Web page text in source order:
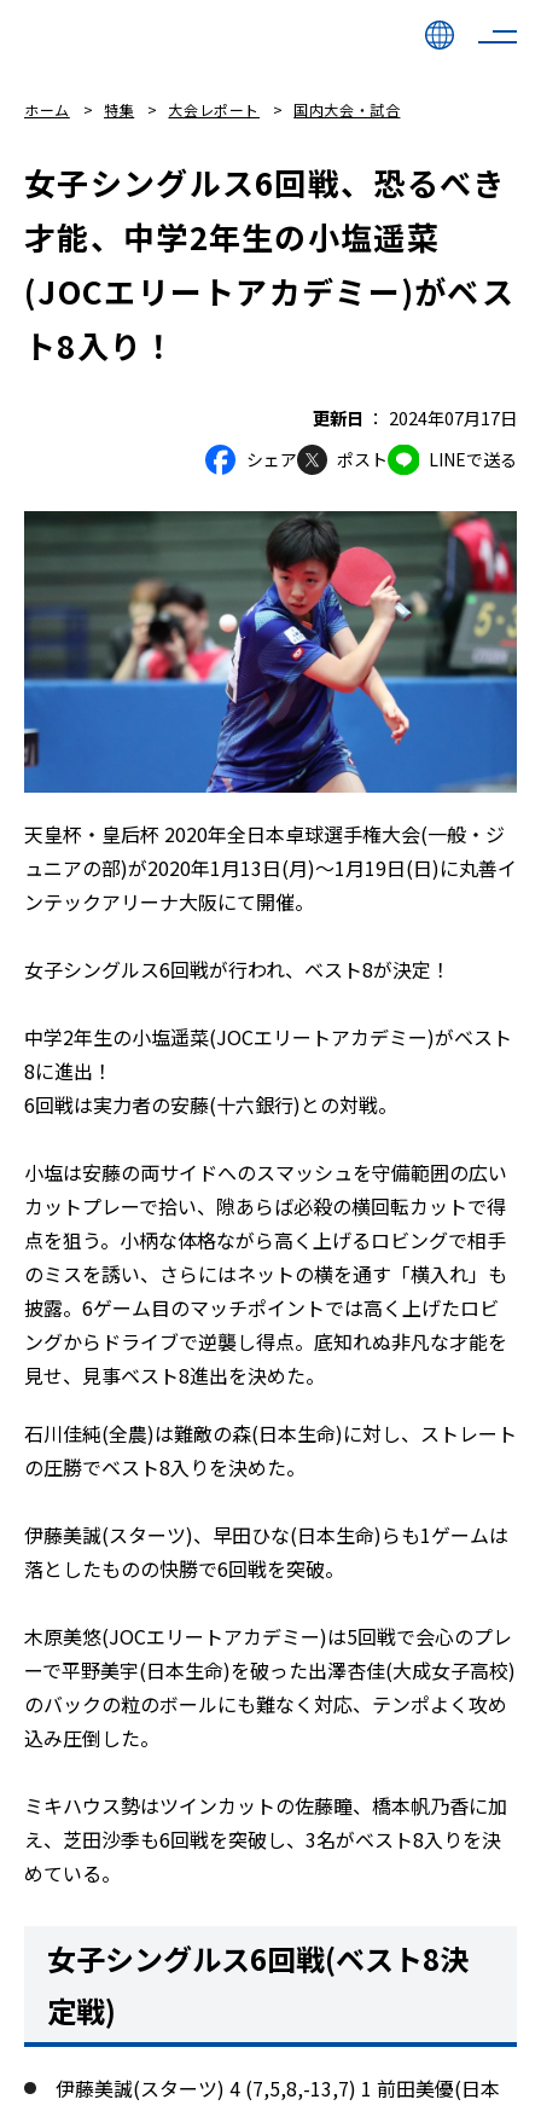
ホーム 特集 大会レポート 国内大会・試合
女子シングルス6回戦、恐るべき
才能、中学2年生の小塩遥菜
(JOCエリートアカデミー)がベス
ト8入り！
更新日 2024年07月17日
シェア ポスト LINEで送る
天皇杯・皇后杯 2020年全日本卓球選手権大会(一般・ジ
ュニアの部)が2020年1月13日(月)～1月19日(日)に丸善イ
ンテックアリーナ大阪にて開催。
女子シングルス6回戦が行われ、ベスト8が決定！
中学2年生の小塩遥菜(JOCエリートアカデミー)がベスト
8に進出！
6回戦は実力者の安藤(十六銀行)との対戦。
小塩は安藤の両サイドへのスマッシュを守備範囲の広い
カットプレーで拾い、隙あらば必殺の横回転カットで得
点を狙う。小柄な体格ながら高く上げるロビングで相手
のミスを誘い、さらにはネットの横を通す「横入れ」も
披露。6ゲーム目のマッチポイントでは高く上げたロビ
ングからドライブで逆襲し得点。底知れぬ非凡な才能を
見せ、見事ベスト8進出を決めた。
石川佳純(全農)は難敵の森(日本生命)に対し、ストレート
の圧勝でベスト8入りを決めた。
伊藤美誠(スターツ)、早田ひな(日本生命)らも1ゲームは
落としたものの快勝で6回戦を突破。
木原美悠(JOCエリートアカデミー)は5回戦で会心のプレ
ーで平野美宇(日本生命)を破った出澤杏佳(大成女子高校)
のバックの粒のボールにも難なく対応、テンポよく攻め
込み圧倒した。
ミキハウス勢はツインカットの佐藤瞳、橋本帆乃香に加
え、芝田沙季も6回戦を突破し、3名がベスト8入りを決
めている。
女子シングルス6回戦(ベスト8決
定戦)
伊藤美誠(スターツ) 4 (7,5,8,-13,7) 1 前田美優(日本